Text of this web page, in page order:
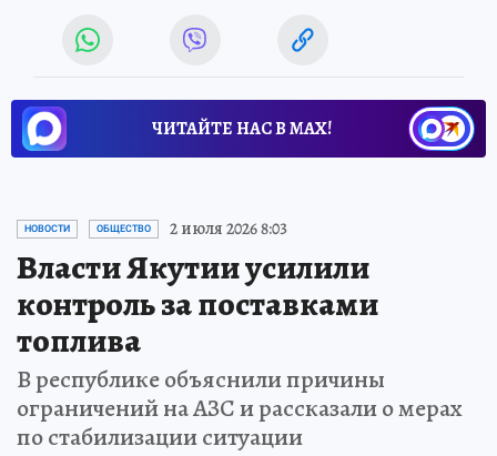
ЧИТАЙТЕ НАС В МАХ!
НОВОСТИ ОБЩЕСТВО 2 июля 2026 8:03
Власти Якутии усилили
контроль за поставками
топлива
В республике объяснили причины
ограничений на АЗС и рассказали о мерах
по стабилизации ситуации